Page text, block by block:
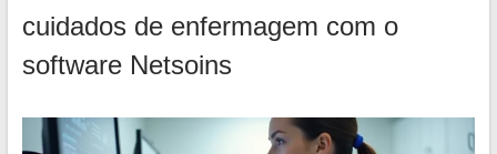
cuidados de enfermagem com o
software Netsoins